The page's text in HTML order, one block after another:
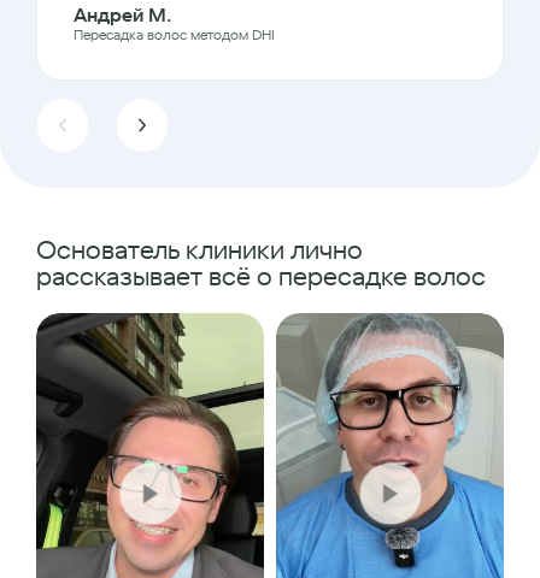
Андрей М.
Пересадка волос методом DHI
Основатель клиники лично
рассказывает всё о пересадке волос